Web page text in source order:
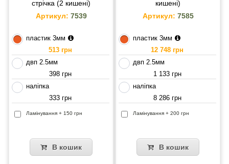
стрічка (2 кишені)
Артикул: 7539
пластик 3мм
513 грн
двп 2.5мм
398 грн
наліпка
333 грн
Ламінування + 150 грн
В кошик
кишені)
Артикул: 7585
пластик 3мм
12 748 грн
двп 2.5мм
1 133 грн
наліпка
8 286 грн
Ламінування + 200 грн
В кошик